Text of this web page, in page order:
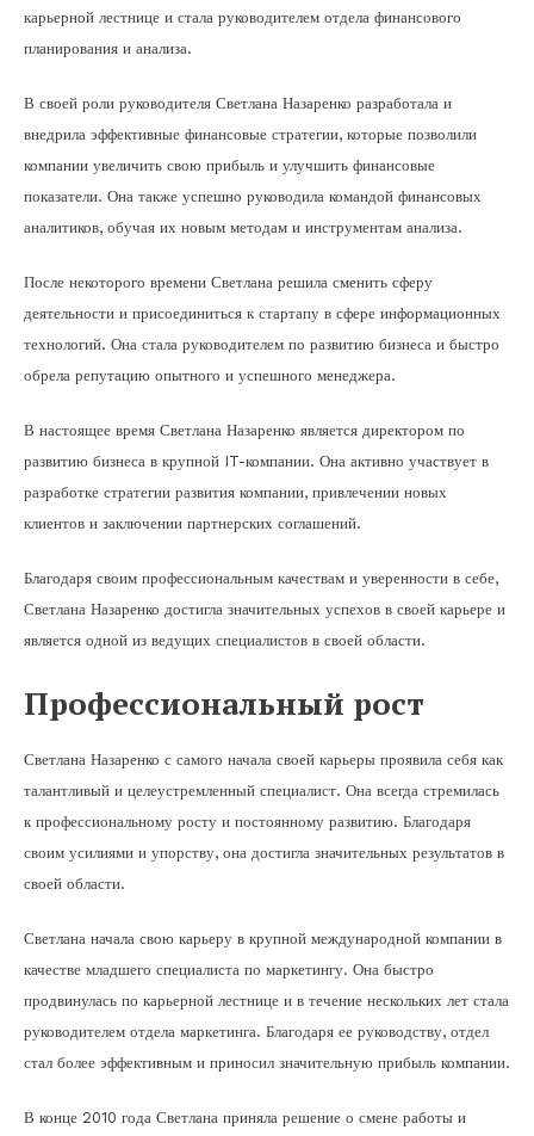
карьерной лестнице и стала руководителем отдела финансового
планирования и анализа.
В своей роли руководителя Светлана Назаренко разработала и
внедрила эффективные финансовые стратегии, которые позволили
компании увеличить свою прибыль и улучшить финансовые
показатели. Она также успешно руководила командой финансовых
аналитиков, обучая их новым методам и инструментам анализа.
После некоторого времени Светлана решила сменить сферу
деятельности и присоединиться к стартапу в сфере информационных
технологий. Она стала руководителем по развитию бизнеса и быстро
обрела репутацию опытного и успешного менеджера.
В настоящее время Светлана Назаренко является директором по
развитию бизнеса в крупной IT-компании. Она активно участвует в
разработке стратегии развития компании, привлечении новых
клиентов и заключении партнерских соглашений.
Благодаря своим профессиональным качествам и уверенности в себе,
Светлана Назаренко достигла значительных успехов в своей карьере и
является одной из ведущих специалистов в своей области.
Профессиональный рост
Светлана Назаренко с самого начала своей карьеры проявила себя как
талантливый и целеустремленный специалист. Она всегда стремилась
к профессиональному росту и постоянному развитию. Благодаря
своим усилиями и упорству, она достигла значительных результатов в
своей области.
Светлана начала свою карьеру в крупной международной компании в
качестве младшего специалиста по маркетингу. Она быстро
продвинулась по карьерной лестнице и в течение нескольких лет стала
руководителем отдела маркетинга. Благодаря ее руководству, отдел
стал более эффективным и приносил значительную прибыль компании.
В конце 2010 года Светлана приняла решение о смене работы и